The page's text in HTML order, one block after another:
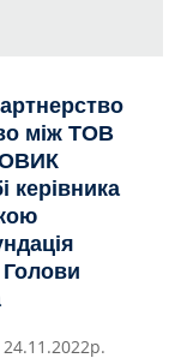
між ТОВ
Голови